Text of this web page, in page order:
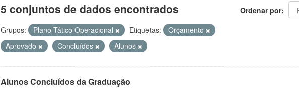
Ordenar por
5 conjuntos de dados encontrados
Grupos: Plano Tático Operacional Etiquetas:
Orçamento
Aprovado
Concluídos Alunos
Alunos Concluídos da Graduação